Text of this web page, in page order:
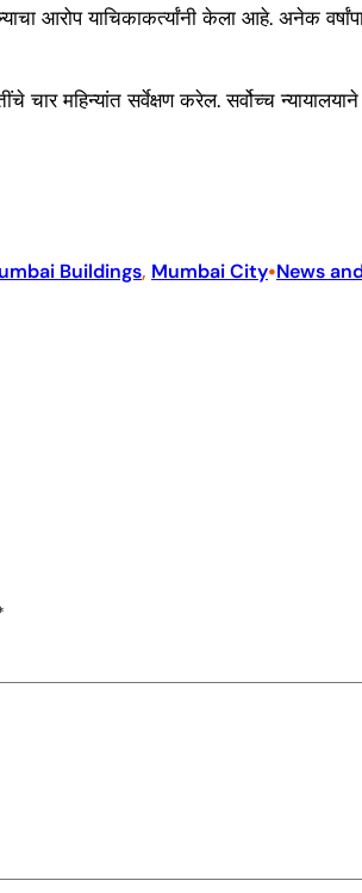
आरोप याचिकाकर्त्यांनी केला आहे. अनेक
चार महिन्यांत सर्वेक्षण करेल. सर्वोच्च
Buildings, Mumbai City•News